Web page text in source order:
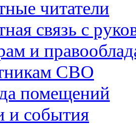
читатели
связь с
и
СВО
помещений
и события